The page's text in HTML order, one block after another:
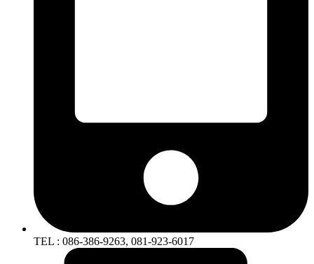
TEL : 086-386-9263, 081-923-6017